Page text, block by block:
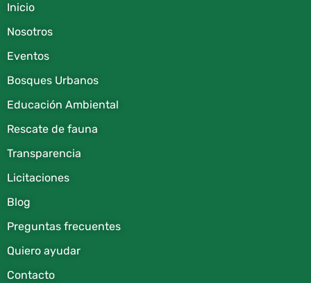
Inicio
Nosotros
Eventos
Bosques Urbanos
Educación Ambiental
Rescate de fauna​
Transparencia
Licitaciones
Blog
Preguntas frecuentes
Quiero ayudar
Contacto